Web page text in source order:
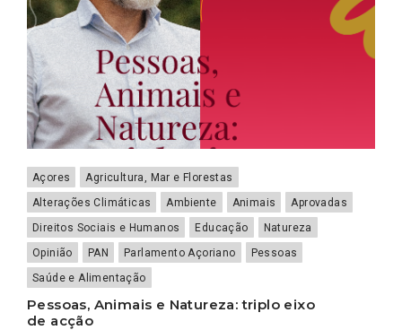
Açores
Agricultura, Mar e Florestas
Alterações Climáticas
Ambiente Animais
Aprovadas
Direitos Sociais e Humanos
Educação
Natureza
Opinião
PAN Parlamento Açoriano
Pessoas
Saúde e Alimentação
Pessoas, Animais e Natureza: triplo eixo
de acção